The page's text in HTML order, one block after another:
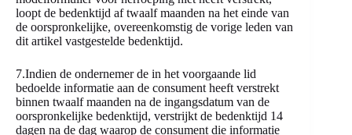
loopt de bedenktijd af twaalf maanden na het einde van
de oorspronkelijke, overeenkomstig de vorige leden van
dit artikel vastgestelde bedenktijd.
7.Indien de ondernemer de in het voorgaande lid
bedoelde informatie aan de consument heeft verstrekt
binnen twaalf maanden na de ingangsdatum van de
oorspronkelijke bedenktijd, verstrijkt de bedenktijd 14
dagen na de dag waarop de consument die informatie